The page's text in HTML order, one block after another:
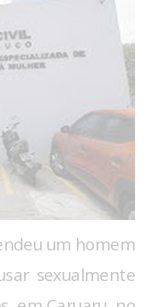
um homem
sexualmente